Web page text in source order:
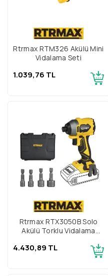
Rtrmax RTM326 Akülü Mini
Vidalama Seti
1.039,76 TL
Rtrmax RTX3050B Solo
Akülü Torklu Vidalama
4.430,89 TL